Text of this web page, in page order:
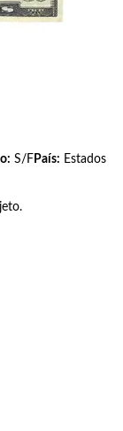
S/F País: Estados